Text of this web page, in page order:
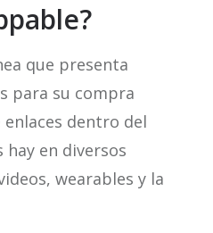
que presenta
para su compra
dentro del
en diversos
wearables y la